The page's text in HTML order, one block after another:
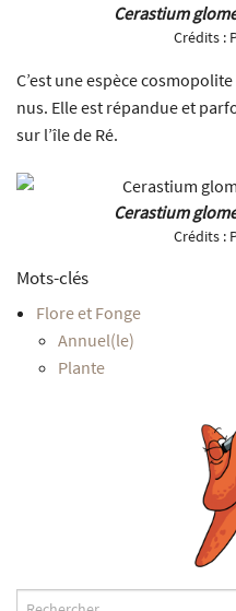
Cerastium
Crédits :
C’est une espèce
nus. Elle est répandue et
sur l’île de Ré.
Cerastium
Crédits :
Mots-clés
Flore et Fonge
Annuel(le)
Plante